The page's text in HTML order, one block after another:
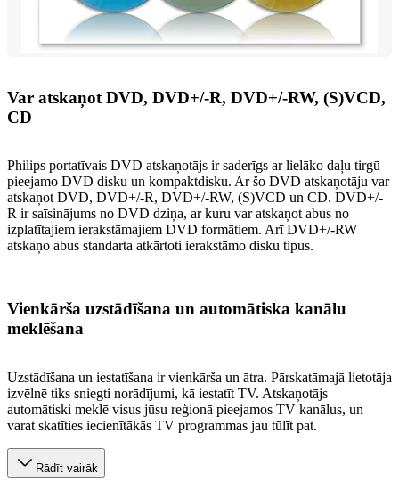
Var atskaņot DVD, DVD+/-R, DVD+/-RW, (S)VCD,
CD
Philips portatīvais DVD atskaņotājs ir saderīgs ar lielāko daļu tirgū
pieejamo DVD disku un kompaktdisku. Ar šo DVD atskaņotāju var
atskaņot DVD, DVD+/-R, DVD+/-RW, (S)VCD un CD. DVD+/-
R ir saīsinājums no DVD dziņa, ar kuru var atskaņot abus no
izplatītajiem ierakstāmajiem DVD formātiem. Arī DVD+/-RW
atskaņo abus standarta atkārtoti ierakstāmo disku tipus.
Vienkārša uzstādīšana un automātiska kanālu
meklēšana
Uzstādīšana un iestatīšana ir vienkārša un ātra. Pārskatāmajā lietotāja
izvēlnē tiks sniegti norādījumi, kā iestatīt TV. Atskaņotājs
automātiski meklē visus jūsu reģionā pieejamos TV kanālus, un
varat skatīties iecienītākās TV programmas jau tūlīt pat.
Rādīt vairāk